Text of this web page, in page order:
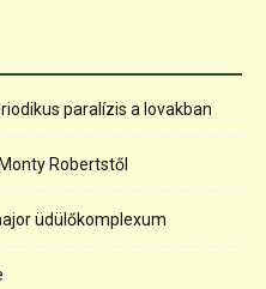
paralízis a lovakban
Robertstől
üdülőkomplexum